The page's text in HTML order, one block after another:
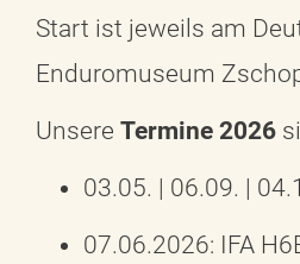
Start ist jeweils am
Enduromuseum
Unsere Termine 2026
03.05. | 06.09. |
07.06.2026: IFA